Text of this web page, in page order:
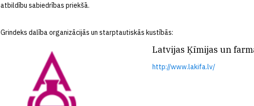
atbildību sabiedrības priekšā.
Grindeks dalība organizācijās un starptautiskās kustībās:
Latvijas Ķīmijas un
http://www.lakifa.lv/